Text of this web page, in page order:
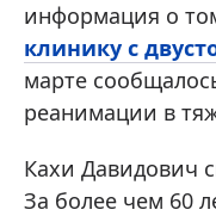
информация о
клинику с
марте
реанимации в
Кахи Давидович
За более чем 60